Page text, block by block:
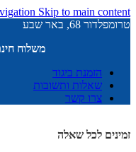
Skip to main content
טרומפלדור 68, באר שבע
משלוח חינם
הזמנת ביגוד
שאלות ותשובות
צרו קשר
זמינים לכל שאלה